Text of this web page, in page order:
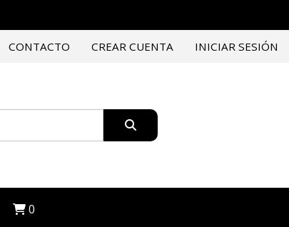
CONTACTO CREAR CUENTA INICIAR SESIÓN
0